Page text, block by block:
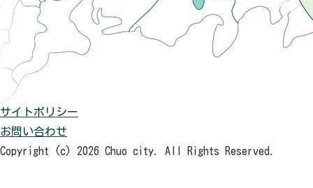
サイトポリシー
お問い合わせ
Copyright (c) 2026 Chuo city. All Rights Reserved.